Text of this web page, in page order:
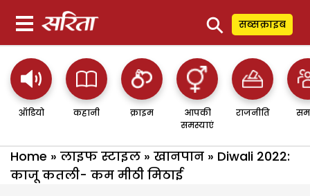
⚲ सब्सक्राइब
ऑडियो कहानी क्राइम
आपकी
समस्याएं
राजनीति
Home » लाइफ स्टाइल » खानपान » Diwali 2022:
काजू कतली- कम मीठी मिठाई